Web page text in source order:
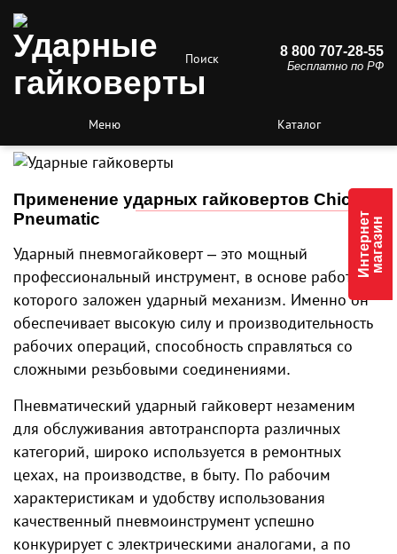
Меню Каталог
Поиск 8 800 707-28-55
Бесплатно по РФ
Ударные гайковерты
Применение ударных гайковертов Chicago
Pneumatic
Ударный пневмогайковерт – это мощный
профессиональный инструмент, в основе работы
которого заложен ударный механизм. Именно он
обеспечивает высокую силу и производительность
рабочих операций, способность справляться со
сложными резьбовыми соединениями.
Пневматический ударный гайковерт незаменим
для обслуживания автотранспорта различных
категорий, широко используется в ремонтных
цехах, на производстве, в быту. По рабочим
характеристикам и удобству использования
качественный пневмоинструмент успешно
конкурирует с электрическими аналогами, а по
Интернетмагазин